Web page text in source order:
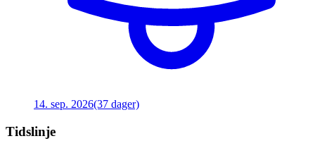
14. sep. 2026(37 dager)
Tidslinje